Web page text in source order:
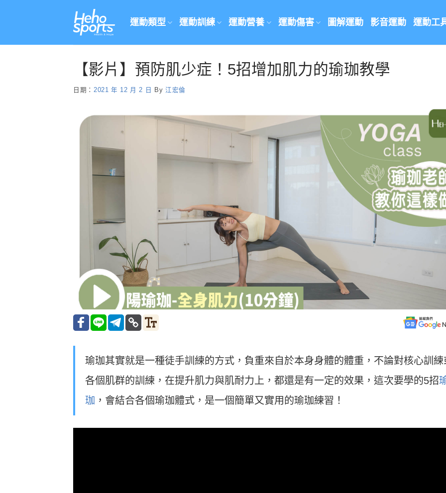
運動類型 運動訓練 運動營養 運動傷害 圖解運動 影音運動 運動工
【影片】預防肌少症！5招增加肌力的瑜珈教學
日期： 2021 年 12 月 2 日 By 江宏倫
瑜珈其實就是一種徒手訓練的方式，負重來自於本身身體的體重，不論對核心訓練
各個肌群的訓練，在提升肌力與肌耐力上，都還是有一定的效果，這次要學的5招
珈 ，會結合各個瑜珈體式，是一個簡單又實用的瑜珈練習！